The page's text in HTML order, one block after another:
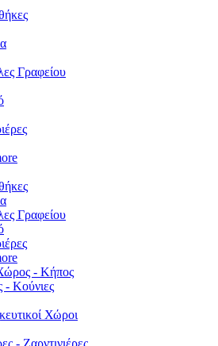
Γραφείου
Γραφείου
- Κήπος
- Κούνιες
Χώροι
- Ζαρντινιέρες